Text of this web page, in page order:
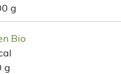
g
Bio
g